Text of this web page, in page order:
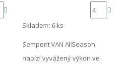
Skladem: 6 ks
Semperit VAN AllSeason
nabízí vyvážený výkon ve